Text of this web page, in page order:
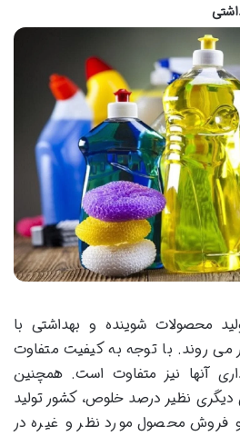
محصولات شوینده و بهداشتی با
می روند. با توجه به کیفیت متفاوت
آنها نیز متفاوت است. همچنین
دیگری نظیر درصد خلوص، کشور تولید
و فروش محصول مورد نظر و غیره در